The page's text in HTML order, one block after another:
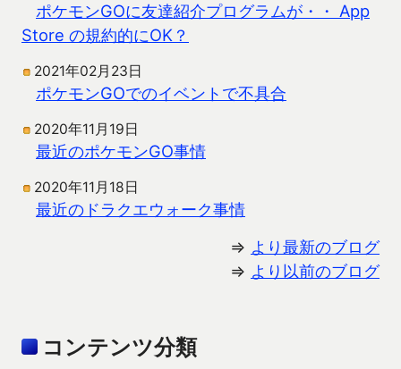
ポケモンGOに友達紹介プログラムが・・ App
Store の規約的にOK？
2021年02月23日
ポケモンGOでのイベントで不具合
2020年11月19日
最近のポケモンGO事情
2020年11月18日
最近のドラクエウォーク事情
⇒ より最新のブログ
⇒ より以前のブログ
コンテンツ分類